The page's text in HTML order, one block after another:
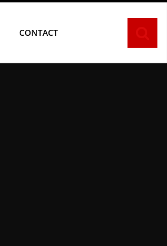
CONTACT